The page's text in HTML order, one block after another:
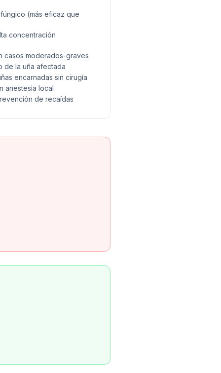
(más eficaz que
concentración
casos moderados-graves
de la uña afectada
encarnadas sin cirugía
anestesia local
de recaídas